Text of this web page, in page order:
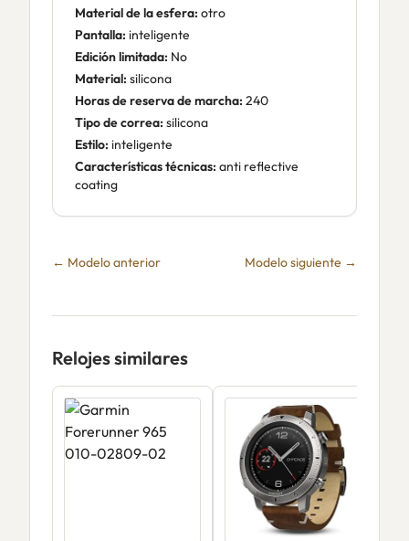
Material de la esfera: otro
Pantalla: inteligente
Edición limitada: No
Material: silicona
Horas de reserva de marcha: 240
Tipo de correa: silicona
Estilo: inteligente
Características técnicas: anti reflective
coating
← Modelo anterior Modelo siguiente →
Relojes similares